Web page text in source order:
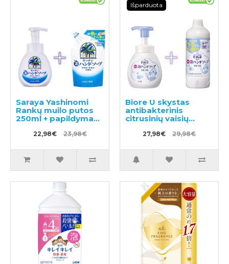
Saraya Yashinomi
Rankų muilo putos
250ml + papildymas
22,98€ 23,98€
Išparduota
Biore U skystas
antibakterinis
citrusinių vaisių
kvapo rankų muilas
250ml + užpildas
27,98€ 29,98€